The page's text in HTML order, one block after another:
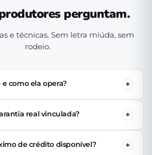
perguntam.
e técnicas. Sem letra miúda, sem
rodeio.
como ela opera?
de Crédito Direto (SCD)
Central, especializada em crédito
passa pela análise técnica de perfil
recebe o crédito via PIX em até
real vinculada?
de crédito da Nagro exige penhor
maquinário. A análise é baseada no
tomador — histórico, capacidade de
de crédito disponível?